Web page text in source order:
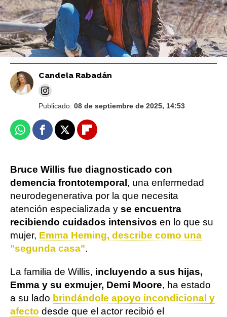
Candela Rabadán
Publicado: 08 de septiembre de 2025, 14:53
WhatsappFacebook
X Flipboard
Bruce Willis fue diagnosticado con
demencia frontotemporal , una enfermedad
neurodegenerativa por la que necesita
atención especializada y se encuentra
recibiendo cuidados intensivos en lo que su
mujer, Emma Heming, describe como una
"segunda casa".
La familia de Willis, incluyendo a sus hijas,
Emma y su exmujer, Demi Moore, ha estado
a su lado brindándole apoyo incondicional y
afecto desde que el actor recibió el